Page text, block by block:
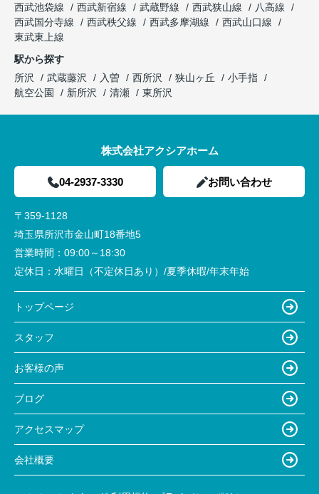
西武池袋線
西武新宿線 武蔵野線 西武狭山線
八高線
西武国分寺線
西武秩父線 西武多摩湖線
西武山口線
東武東上線
駅から探す
所沢
武蔵藤沢 入曽 西所沢 狭山ヶ丘
小手指
航空公園
新所沢 清瀬 東所沢
株式会社アクシアホーム
04-2937-3330 お問い合わせ
〒359-1128
埼玉県所沢市金山町18番地5
営業時間： 09:00～18:30
定休日： 水曜日（不定休日あり）/夏季休暇/年末年始
トップページ
スタッフ
お客様の声
ブログ
アクセスマップ
会社概要